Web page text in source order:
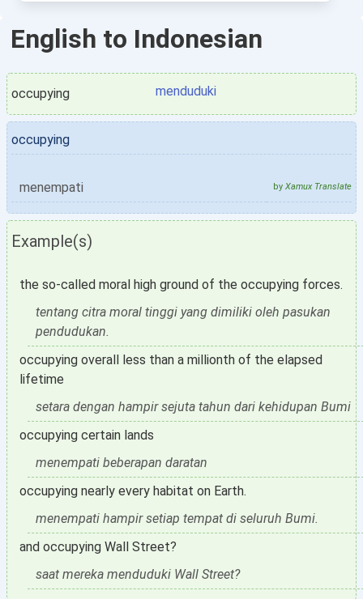
English to Indonesian
occupying menduduki
occupying
menempati by Xamux Translate
Example(s)
the so-called moral high ground of the occupying forces.
tentang citra moral tinggi yang dimiliki oleh pasukan
pendudukan.
occupying overall less than a millionth of the elapsed
lifetime
setara dengan hampir sejuta tahun dari kehidupan Bumi
occupying certain lands
menempati beberapan daratan
occupying nearly every habitat on Earth.
menempati hampir setiap tempat di seluruh Bumi.
and occupying Wall Street?
saat mereka menduduki Wall Street?